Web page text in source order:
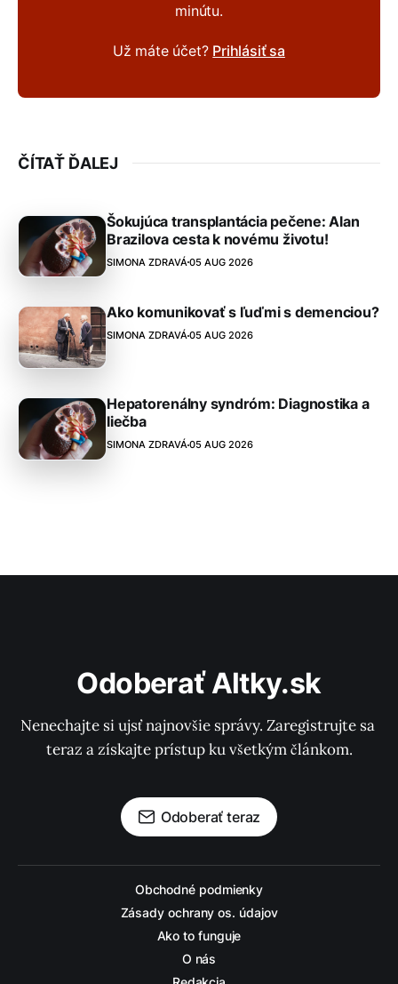
minútu.
Už máte účet? Prihlásiť sa
ČÍTAŤ ĎALEJ
Šokujúca transplantácia pečene: Alan
Brazilova cesta k novému životu!
SIMONA ZDRAVÁ05 AUG 2026
Ako komunikovať s ľuďmi s demenciou?
SIMONA ZDRAVÁ05 AUG 2026
Hepatorenálny syndróm: Diagnostika a
liečba
SIMONA ZDRAVÁ05 AUG 2026
Odoberať Altky.sk
Nenechajte si ujsť najnovšie správy. Zaregistrujte sa
teraz a získajte prístup ku všetkým článkom.
Odoberať teraz
Obchodné podmienky
Zásady ochrany os. údajov
Ako to funguje
O nás